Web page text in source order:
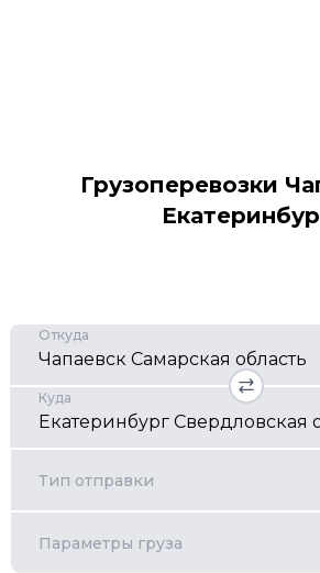
Грузоперевозки
Откуда
Куда
Тип отправки
Параметры груза